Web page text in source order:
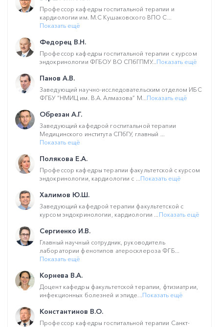
Профессор кафедры госпитальной терапии и
кардиологии им. М.С Кушаковского ВПО С...
Показать ещё
Федорец В.Н.
Профессор кафедры госпитальной терапии с курсом
эндокринологии ФГБОУ ВО СПбГПМУ...Показать ещё
Панов А.В.
Заведующий научно-исследовательским отделом ИБС
ФГБУ “НМИЦ им. В.А. Алмазова” М...Показать ещё
Обрезан А.Г.
Заведующий кафедрой госпитальной терапии
Медицинского института СПбГУ, главный ...
Показать ещё
Полякова Е.А.
Профессор кафедры терапии факультетской с курсом
эндокринологии, кардиологии с ...Показать ещё
Халимов Ю.Ш.
Заведующий кафедрой терапии факультетской с
курсом эндокринологии, кардиологии ... Показать ещё
Сергиенко И.В.
Главный научный сотрудник, руководитель
лаборатории фенотипов атеросклероза ФГБ...
Показать ещё
Корнева В.А.
Доцент кафедры факультетской терапии, фтизиатрии,
инфекционных болезней и эпиде...Показать ещё
Константинов В.О.
Профессор кафедры госпитальной терапии Санкт-